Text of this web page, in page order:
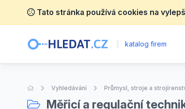
Tato stránka používá cookies na
katalog firem
Úvodní stránka
Vyhledávání Průmysl, stroje a
Měřicí a regulační